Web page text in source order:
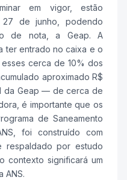
em vigor, estão
de junho, podendo
de nota, a Geap. A
ter entrado no caixa e o
cerca de 10% dos
aproximado R$
da Geap — de cerca de
é importante que os
de Saneamento
foi construído com
respaldado por estudo
contexto significará um
ANS.